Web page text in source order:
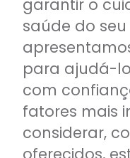
garantir o
saúde do
para ajudá-
com
fatores mais
considerar,